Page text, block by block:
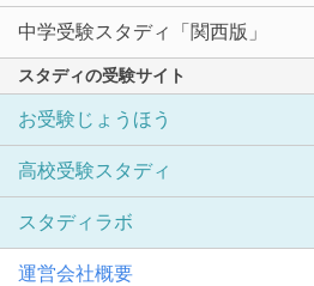
中学受験スタディ「関西版」
スタディの受験サイト
お受験じょうほう
高校受験スタディ
スタディラボ
運営会社概要